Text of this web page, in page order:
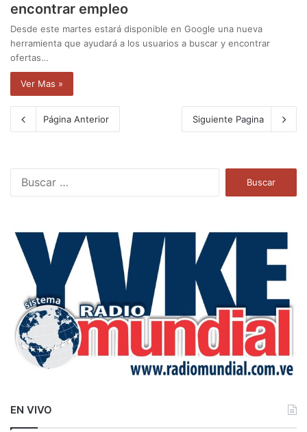
encontrar empleo
Desde este martes estará disponible en Google una nueva
herramienta que ayudará a los usuarios a buscar y encontrar
ofertas…
Ver Mas »
Página Anterior Siguiente Pagina
a
EN VIVO